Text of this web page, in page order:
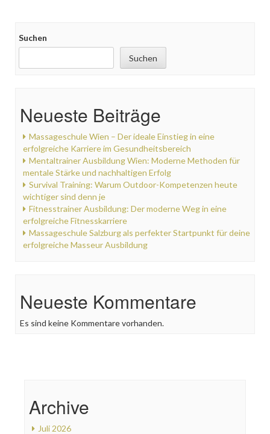
Suchen
Suchen
Neueste Beiträge
Massageschule Wien – Der ideale Einstieg in eine
erfolgreiche Karriere im Gesundheitsbereich
Mentaltrainer Ausbildung Wien: Moderne Methoden für
mentale Stärke und nachhaltigen Erfolg
Survival Training: Warum Outdoor-Kompetenzen heute
wichtiger sind denn je
Fitnesstrainer Ausbildung: Der moderne Weg in eine
erfolgreiche Fitnesskarriere
Massageschule Salzburg als perfekter Startpunkt für deine
erfolgreiche Masseur Ausbildung
Neueste Kommentare
Es sind keine Kommentare vorhanden.
Archive
Juli 2026